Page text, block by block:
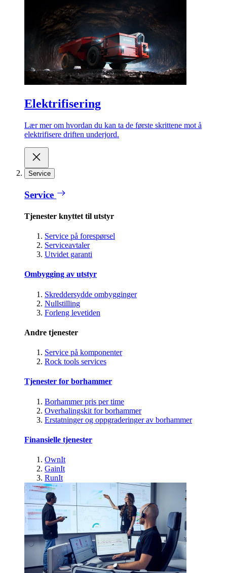
Elektrifisering
Lær mer om hvordan du kan ta de første skrittene mot å
elektrifisere driften underjord.
Service
Service
Tjenester knyttet til utstyr
Service på forespørsel
Serviceavtaler
Utvidet garanti
Ombygging av utstyr
Skreddersydde ombygginger
Nullstilling
Forleng levetiden
Andre tjenester
Service på komponenter
Rock tools services
Tjenester for borhammer
Borhammer pris per time
Overhalingskit for borhammer
Erstatninger og oppgraderinger av borhammer
Finansielle tjenester
OwnIt
GainIt
RunIt